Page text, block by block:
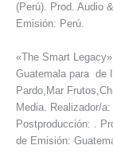
(Perú). Prod. Audio
Emisión: Perú.
«The Smart
Guatemala para de
Pardo,Mar
Media. Realizador/
Postproducción: .
de Emisión: